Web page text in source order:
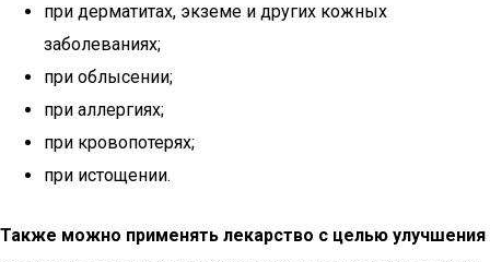
при дерматитах, экземе и других кожных
заболеваниях;
при облысении;
при аллергиях;
при кровопотерях;
при истощении.
Также можно применять лекарство с целью улучшения